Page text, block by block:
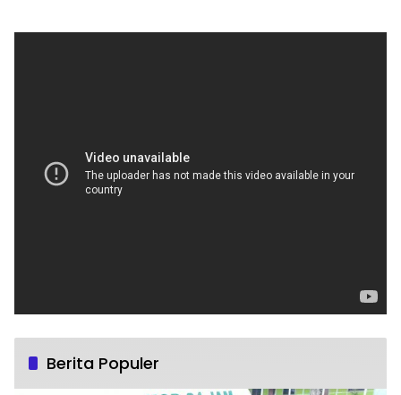
Berita Populer